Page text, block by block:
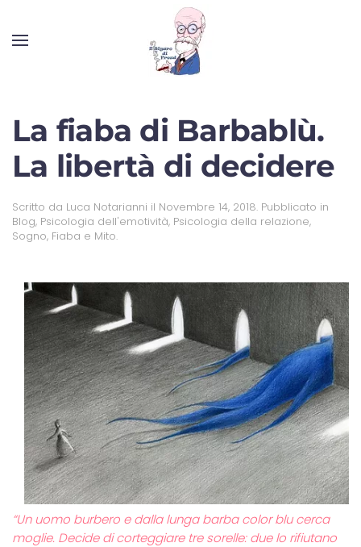
La fiaba di Barbablù.
La libertà di decidere
Scritto da Luca Notarianni il Novembre 14, 2018. Pubblicato in
Blog, Psicologia dell'emotività, Psicologia della relazione,
Sogno, Fiaba e Mito.
“Un uomo burbero e dalla lunga barba color blu cerca
moglie. Decide di corteggiare tre sorelle: due lo rifiutano